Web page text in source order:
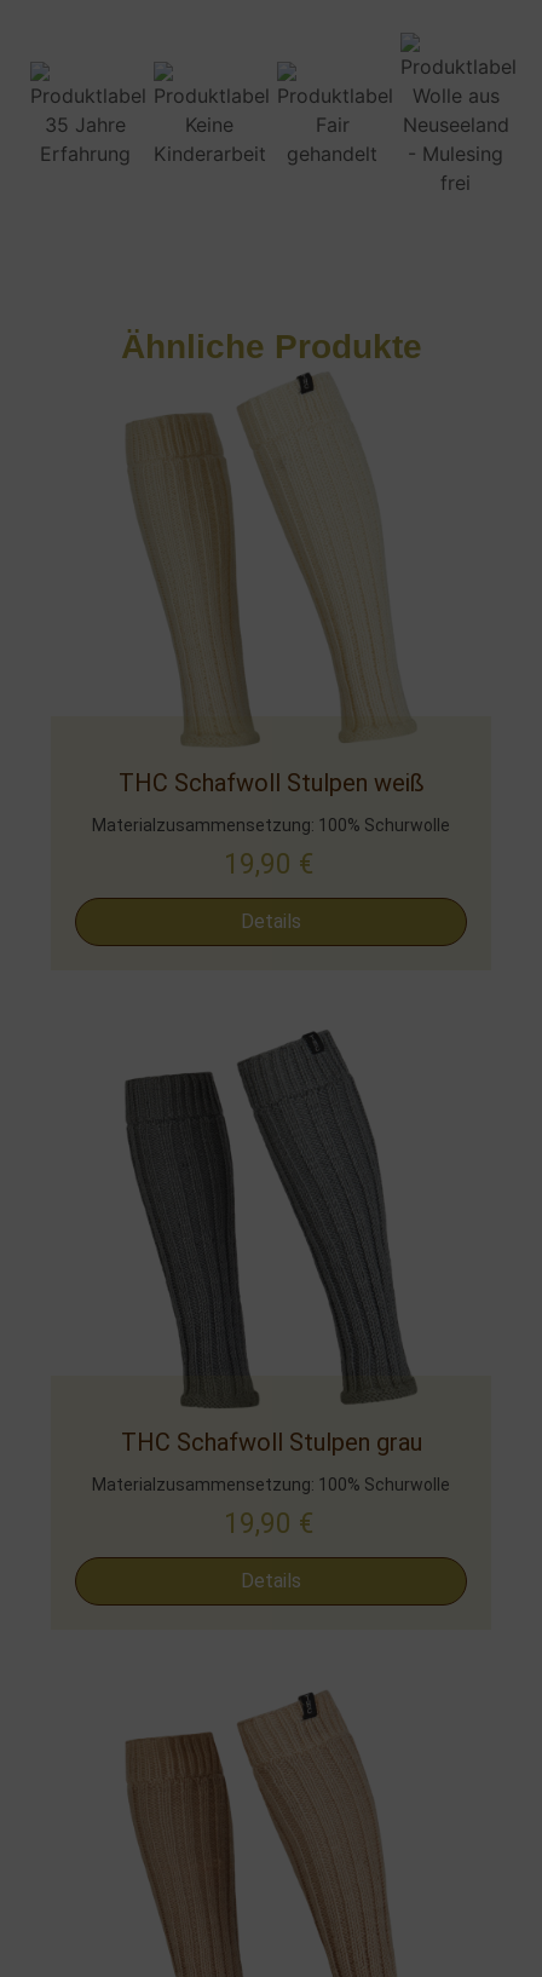
Ähnliche Produkte
THC Schafwoll Stulpen weiß
Materialzusammensetzung: 100% Schurwolle
19,90 €
Details
THC Schafwoll Stulpen grau
Materialzusammensetzung: 100% Schurwolle
19,90 €
Details